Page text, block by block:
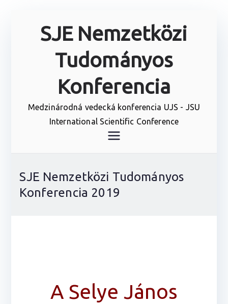
SJE Nemzetközi
Tudományos
Konferencia
Medzinárodná vedecká konferencia UJS - JSU
International Scientific Conference
SJE Nemzetközi Tudományos
Konferencia 2019
A Selye János